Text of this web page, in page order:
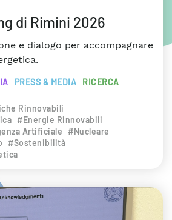
di Rimini 2026
e dialogo per accompagnare
PRESS & MEDIA RICERCA
Rinnovabili
#Energie Rinnovabili
Artificiale
#Nucleare
#Sostenibilità